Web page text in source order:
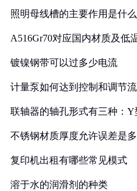
照明母线槽的主要作用是什么
A516Gr70对应国内材质及低
镀镍钢带可以过多少电流
计量泵如何达到控制和调节
联轴器的轴孔形式有三种：Y
不锈钢材质厚度允许误差是
复印机出租有哪些常见模式
溶于水的润滑剂的种类